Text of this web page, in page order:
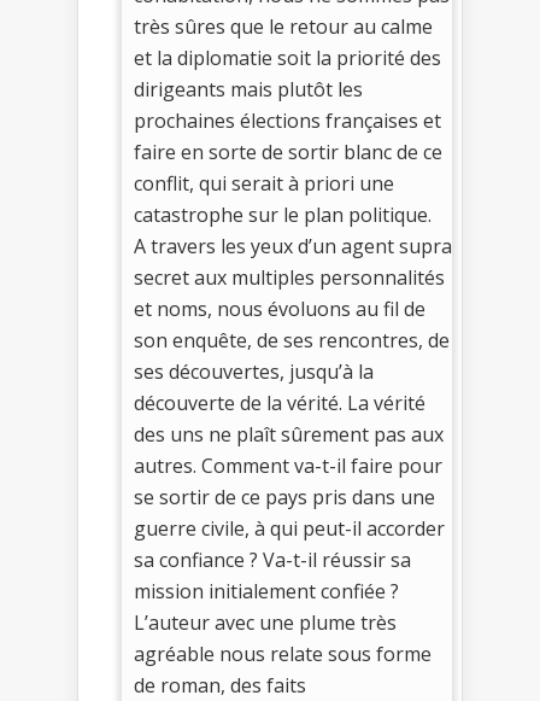
très sûres que le retour au calme
et la diplomatie soit la priorité des
dirigeants mais plutôt les
prochaines élections françaises et
faire en sorte de sortir blanc de ce
conflit, qui serait à priori une
catastrophe sur le plan politique.
A travers les yeux d’un agent supra
secret aux multiples personnalités
et noms, nous évoluons au fil de
son enquête, de ses rencontres, de
ses découvertes, jusqu’à la
découverte de la vérité. La vérité
des uns ne plaît sûrement pas aux
autres. Comment va-t-il faire pour
se sortir de ce pays pris dans une
guerre civile, à qui peut-il accorder
sa confiance ? Va-t-il réussir sa
mission initialement confiée ?
L’auteur avec une plume très
agréable nous relate sous forme
de roman, des faits